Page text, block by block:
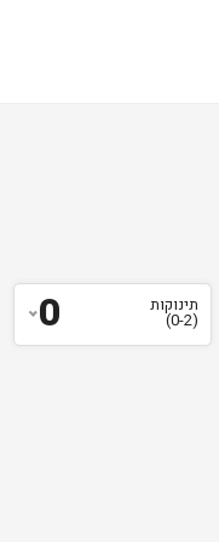
תינוקות
(0-2)
0